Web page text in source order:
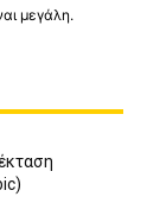
μεγάλη.